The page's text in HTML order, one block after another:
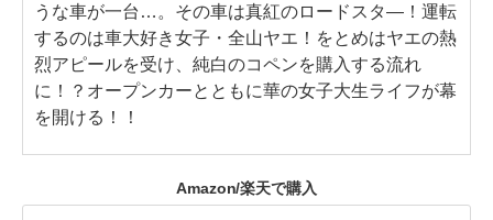
うな車が一台…。その車は真紅のロードスタ―！運転
するのは車大好き女子・全山ヤエ！をとめはヤエの熱
烈アピールを受け、純白のコペンを購入する流れ
に！？オープンカーとともに華の女子大生ライフが幕
を開ける！！
Amazon/楽天で購入